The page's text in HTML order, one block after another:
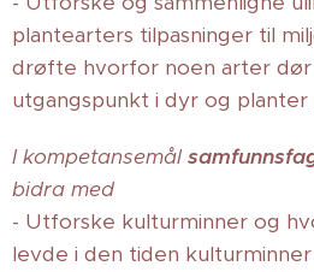
plantearters tilpasninger til
drøfte hvorfor noen arter dør
utgangspunkt i dyr og planter
I kompetansemål
bidra med
- Utforske kulturminner og
levde i den tiden